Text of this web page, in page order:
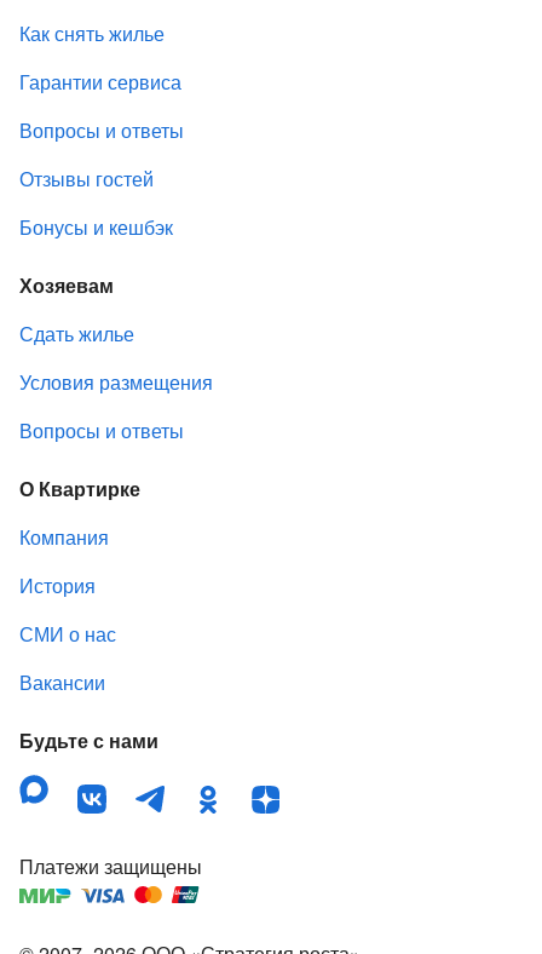
Как снять жилье
Гарантии сервиса
Вопросы и ответы
Отзывы гостей
Бонусы и кешбэк
Хозяевам
Сдать жилье
Условия размещения
Вопросы и ответы
О Квартирке
Компания
История
СМИ о нас
Вакансии
Будьте с нами
Платежи защищены